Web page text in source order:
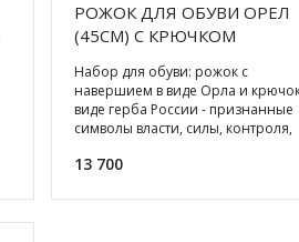
РОЖОК ДЛЯ ОБУВИ ОРЕЛ
(45СМ) С КРЮЧКОМ
Набор для обуви: рожок с
навершием в виде Орла и
виде герба России - признанные
символы власти, силы, контроля,
13 700